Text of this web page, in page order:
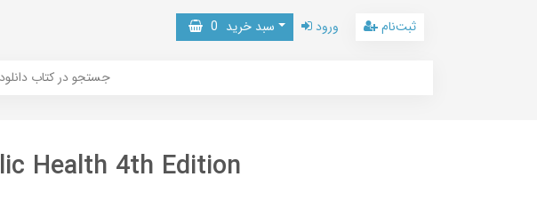
سبد خرید 0 ورود ثبت‌نام
SEARCH جستجو در کتاب دانلود
Health 4th Edition